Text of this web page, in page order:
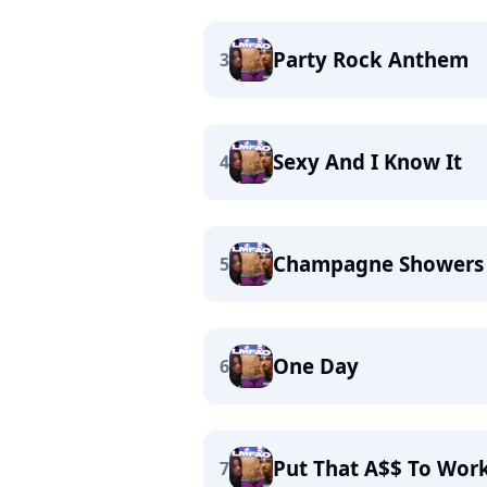
3 Party Rock Anthem
4 Sexy And I Know It
5 Champagne Showers
6 One Day
7 Put That A$$ To